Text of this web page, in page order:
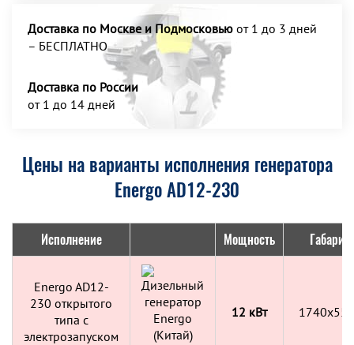
Доставка по Москве и Подмосковью от 1 до 3 дней
– БЕСПЛАТНО
Доставка по России
от 1 до 14 дней
Цены на варианты исполнения генератора
Energo AD12-230
Исполнение Мощность
Energo AD12-
230 открытого
типа с
электрозапуском
12 кВт